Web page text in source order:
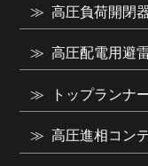
高圧負荷開閉
高圧配電用避
トップランナ
高圧進相コン